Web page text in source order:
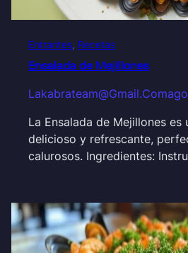
Entrantes, Recetas
Ensalada de Mejillones
Lakabrateam@gmail.com
La Ensalada de Mejillones es
delicioso y refrescante,
calurosos. Ingredientes: